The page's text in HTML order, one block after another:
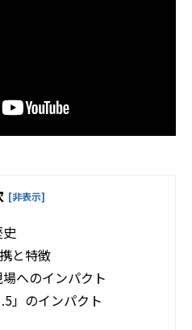
[非表示]
と特徴
へのインパクト
」のインパクト